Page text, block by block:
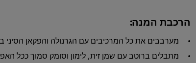
הרכבת המנה:
מערבבים את כל המרכיבים עם הגרנולה והפקאן
מתבלים ברוטב עם שמן זית, לימון וסומק סמוך ככל